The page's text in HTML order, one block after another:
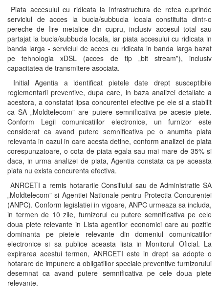
Piata accesului cu ridicata la infrastructura de retea cuprinde
serviciul de acces la bucla/subbucla locala constituita dintr-o
pereche de fire metalice din cupru, inclusiv accesul total sau
partajat la bucla/subbucla locala, iar piata accesului cu ridicata in
banda larga - serviciul de acces cu ridicata in banda larga bazat
pe tehnologia xDSL (acces de tip „bit stream”), inclusiv
capacitatea de transmitere asociata.
Initial Agentia a identificat pietele date drept susceptibile
reglementarii preventive, dupa care, in baza analizei detaliate a
acestora, a constatat lipsa concurentei efective pe ele si a stabilit
ca SA „Moldtelecom” are putere semnificativa pe aceste piete.
Conform Legii comunicatiilor electronice, un furnizor este
considerat ca avand putere semnificativa pe o anumita piata
relevanta in cazul in care acesta detine, conform analizei de piata
corespunzatoare, o cota de piata egala sau mai mare de 35% si
daca, in urma analizei de piata, Agentia constata ca pe aceasta
piata nu exista concurenta efectiva.
ANRCETI a remis hotararile Consiliului sau de Administratie SA
„Moldtelecom” si Agentiei Nationale pentru Protectia Concurentei
(ANPC). Conform legislatiei in vigoare, ANPC urmeaza sa includa,
in termen de 10 zile, furnizorul cu putere semnificativa pe cele
doua piete relevante in Lista agentilor economici care au pozitie
dominanta pe pietele relevante din domeniul comunicatiilor
electronice si sa publice aceasta lista in Monitorul Oficial. La
expirarea acestui termen, ANRCETI este in drept sa adopte o
hotarare de impunere a obligatiilor speciale preventive furnizorului
desemnat ca avand putere semnificativa pe cele doua piete
relevante.